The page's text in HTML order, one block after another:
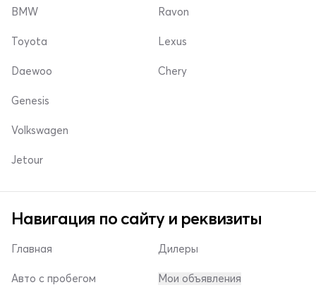
BMW
Toyota
Daewoo
Ravon
Lexus
Chery
Genesis
Volkswagen
Jetour
Навигация по сайту и реквизиты
Главная
Авто с пробегом
Дилеры
Мои объявления